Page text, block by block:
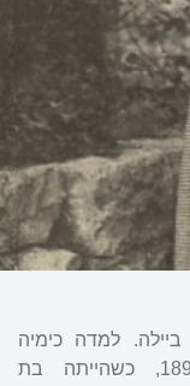
למדה כימיה
במכללה לנשים למדעי הטבע. ב-1891, כשהייתה בת